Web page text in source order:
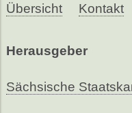
Übersicht Kontakt
Herausgeber
Sächsische